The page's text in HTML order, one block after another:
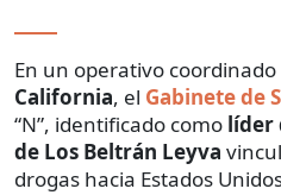
En un operativo
California, el Gabinete de
“N”, identificado como líder
de Los Beltrán Leyva
drogas hacia Estados